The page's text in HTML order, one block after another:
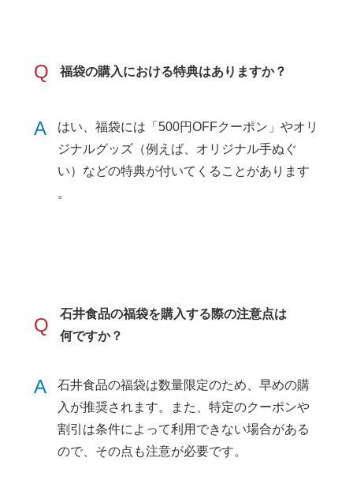
Q 福袋の購入における特典はありますか？
A
はい、福袋には「500円OFFクーポン」やオリ
ジナルグッズ（例えば、オリジナル手ぬぐ
い）などの特典が付いてくることがあります​
。
Q
石井食品の福袋を購入する際の注意点は
何ですか？
A
石井食品の福袋は数量限定のため、早めの購
入が推奨されます。また、特定のクーポンや
割引は条件によって利用できない場合がある
ので、その点も注意が必要です​​。